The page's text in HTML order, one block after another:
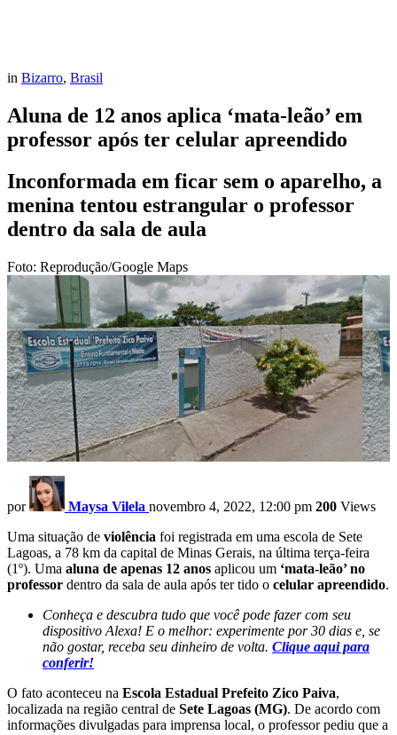
in Bizarro, Brasil
Aluna de 12 anos aplica ‘mata-leão’ em
professor após ter celular apreendido
Inconformada em ficar sem o aparelho, a
menina tentou estrangular o professor
dentro da sala de aula
Foto: Reprodução/Google Maps
por Maysa Vilela novembro 4, 2022, 12:00 pm 200 Views
Uma situação de violência foi registrada em uma escola de Sete
Lagoas, a 78 km da capital de Minas Gerais, na última terça-feira
(1º). Uma aluna de apenas 12 anos aplicou um ‘mata-leão’ no
professor dentro da sala de aula após ter tido o celular apreendido.
Conheça e descubra tudo que você pode fazer com seu
dispositivo Alexa! E o melhor: experimente por 30 dias e, se
não gostar, receba seu dinheiro de volta. Clique aqui para
conferir!
O fato aconteceu na Escola Estadual Prefeito Zico Paiva,
localizada na região central de Sete Lagoas (MG). De acordo com
informações divulgadas para imprensa local, o professor pediu que a